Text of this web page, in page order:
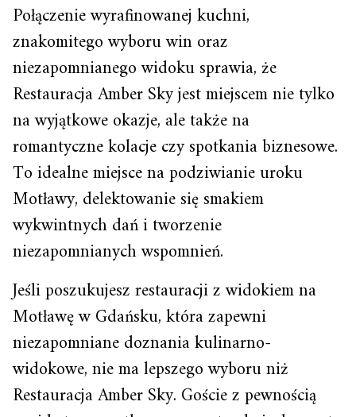
Połączenie wyrafinowanej kuchni,
znakomitego wyboru win oraz
niezapomnianego widoku sprawia, że
Restauracja Amber Sky jest miejscem nie tylko
na wyjątkowe okazje, ale także na
romantyczne kolacje czy spotkania biznesowe.
To idealne miejsce na podziwianie uroku
Motławy, delektowanie się smakiem
wykwintnych dań i tworzenie
niezapomnianych wspomnień.
Jeśli poszukujesz restauracji z widokiem na
Motławę w Gdańsku, która zapewni
niezapomniane doznania kulinarno-
widokowe, nie ma lepszego wyboru niż
Restauracja Amber Sky. Goście z pewnością